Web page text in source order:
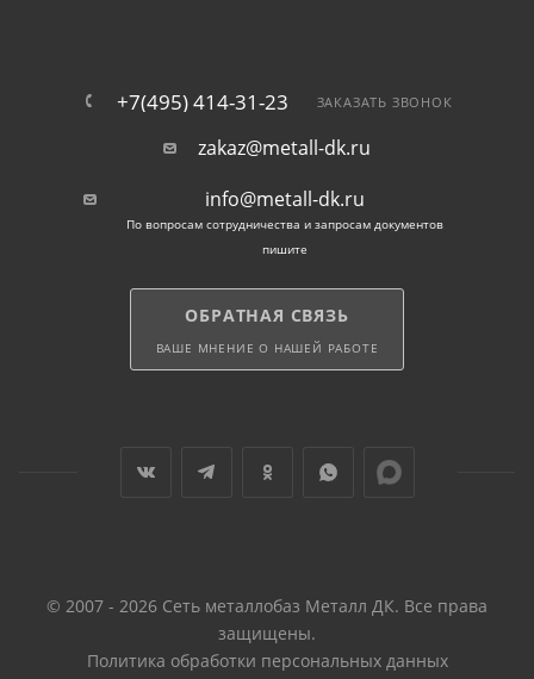
+7(495) 414-31-23 ЗАКАЗАТЬ ЗВОНОК
zakaz@metall-dk.ru
info@metall-dk.ru
По вопросам сотрудничества и запросам документов
пишите
ОБРАТНАЯ СВЯЗЬ
ВАШЕ МНЕНИЕ О НАШЕЙ РАБОТЕ
© 2007 - 2026 Сеть металлобаз Металл ДК. Все права
защищены.
Политика обработки персональных данных